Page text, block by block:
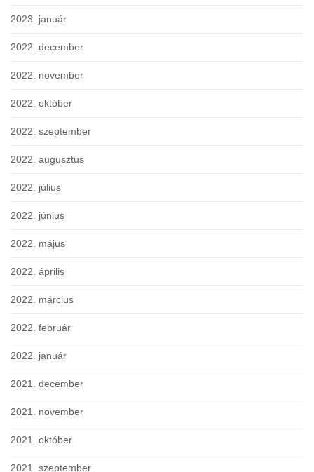
2023. január
2022. december
2022. november
2022. október
2022. szeptember
2022. augusztus
2022. július
2022. június
2022. május
2022. április
2022. március
2022. február
2022. január
2021. december
2021. november
2021. október
2021. szeptember